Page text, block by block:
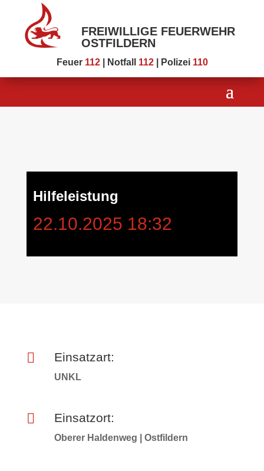
FREIWILLIGE FEUERWEHR
OSTFILDERN
Feuer 112| Notfall 112| Polizei 110
Hilfeleistung
22.10.2025 18:32
 Einsatzart:
UNKL
 Einsatzort:
Oberer Haldenweg | Ostfildern